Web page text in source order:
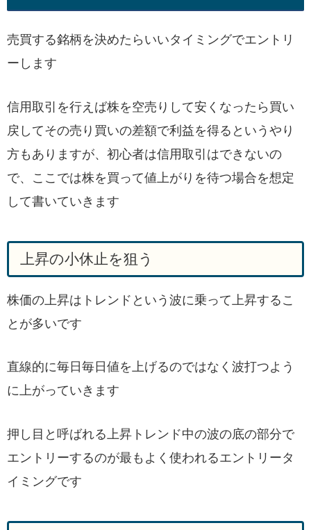
売買する銘柄を決めたらいいタイミングでエントリ
ーします
信用取引を行えば株を空売りして安くなったら買い
戻してその売り買いの差額で利益を得るというやり
方もありますが、初心者は信用取引はできないの
で、ここでは株を買って値上がりを待つ場合を想定
して書いていきます
上昇の小休止を狙う
株価の上昇はトレンドという波に乗って上昇するこ
とが多いです
直線的に毎日毎日値を上げるのではなく波打つよう
に上がっていきます
押し目と呼ばれる上昇トレンド中の波の底の部分で
エントリーするのが最もよく使われるエントリータ
イミングです